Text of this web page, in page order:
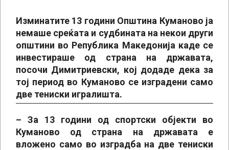
Изминатите 13 години Општина Куманово ја
немаше среќата и судбината на некои други
општини во Република Македонија каде се
инвестираше од страна на државата,
посочи Димитриевски, кој додаде дека за
тој период во Куманово се изградени само
две тениски игралишта.
– За 13 години од спортски објекти во
Куманово од страна на државата е
вложено само во изградба на две тениски